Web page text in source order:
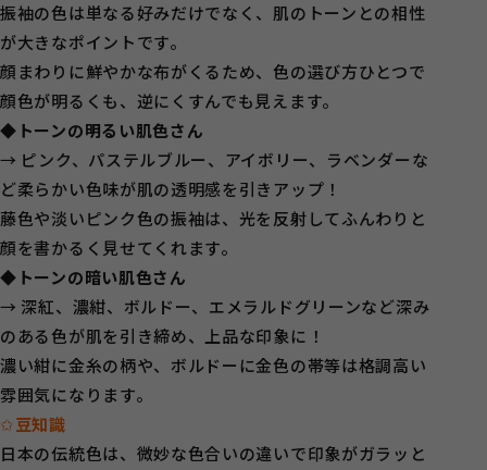
振袖の色は単なる好みだけでなく、肌のトーンとの相性
が大きなポイントです。
顔まわりに鮮やかな布がくるため、色の選び方ひとつで
顔色が明るくも、逆にくすんでも見えます。
◆トーンの明るい肌色さん
→ ピンク、パステルブルー、アイボリー、ラベンダーな
ど柔らかい色味が肌の透明感を引きアップ！
藤色や淡いピンク色の振袖は、光を反射してふんわりと
顔を書かるく見せてくれます。
◆トーンの暗い肌色さん
→ 深紅、濃紺、ボルドー、エメラルドグリーンなど深み
のある色が肌を引き締め、上品な印象に！
濃い紺に金糸の柄や、ボルドーに金色の帯等は格調高い
雰囲気になります。
✩豆知識
日本の伝統色は、微妙な色合いの違いで印象がガラッと